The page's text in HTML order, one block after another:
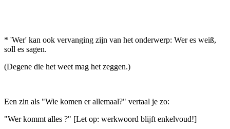
* 'Wer' kan ook vervanging zijn van het onderwerp: Wer es weiß,
soll es sagen.
(Degene die het weet mag het zeggen.)
Een zin als "Wie komen er allemaal?" vertaal je zo:
"Wer kommt alles ?" [Let op: werkwoord blijft enkelvoud!]